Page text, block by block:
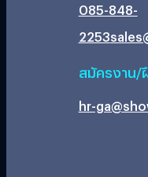
085-848-
2253
สมัครงาน/
hr-